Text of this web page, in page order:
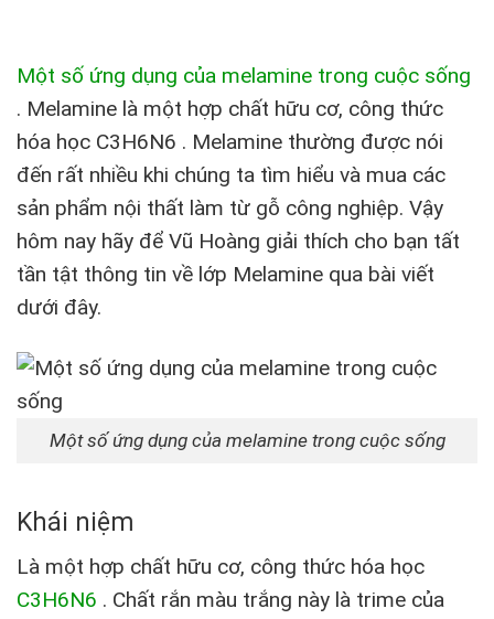
Một số ứng dụng của melamine trong cuộc sống
. Melamine là một hợp chất hữu cơ, công thức
hóa học C3H6N6 . Melamine thường được nói
đến rất nhiều khi chúng ta tìm hiểu và mua các
sản phẩm nội thất làm từ gỗ công nghiệp. Vậy
hôm nay hãy để Vũ Hoàng giải thích cho bạn tất
tần tật thông tin về lớp Melamine qua bài viết
dưới đây.
Một số ứng dụng của melamine trong cuộc sống
Khái niệm
Là một hợp chất hữu cơ, công thức hóa học
C3H6N6 . Chất rắn màu trắng này là trime của